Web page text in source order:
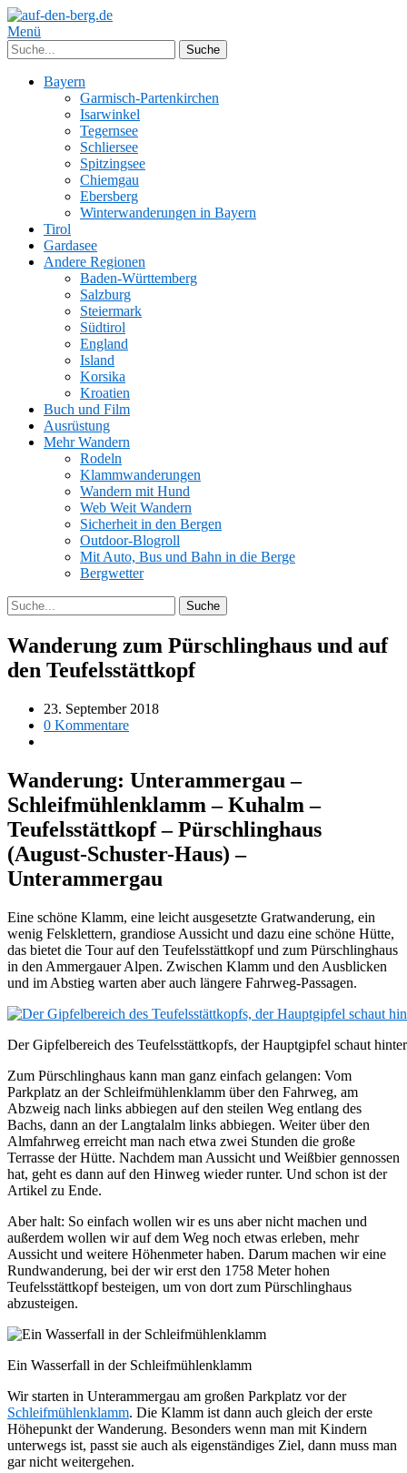
Menü
Bayern
Garmisch-Partenkirchen
Isarwinkel
Tegernsee
Schliersee
Spitzingsee
Chiemgau
Ebersberg
Winterwanderungen in Bayern
Tirol
Gardasee
Andere Regionen
Baden-Württemberg
Salzburg
Steiermark
Südtirol
England
Island
Korsika
Kroatien
Buch und Film
Ausrüstung
Mehr Wandern
Rodeln
Klammwanderungen
Wandern mit Hund
Web Weit Wandern
Sicherheit in den Bergen
Outdoor-Blogroll
Mit Auto, Bus und Bahn in die Berge
Bergwetter
Wanderung zum Pürschlinghaus und auf
den Teufelsstättkopf
23. September 2018
0 Kommentare
Wanderung: Unterammergau –
Schleifmühlenklamm – Kuhalm –
Teufelsstättkopf – Pürschlinghaus
(August-Schuster-Haus) –
Unterammergau
Eine schöne Klamm, eine leicht ausgesetzte Gratwanderung, ein
wenig Felsklettern, grandiose Aussicht und dazu eine schöne Hütte,
das bietet die Tour auf den Teufelsstättkopf und zum Pürschlinghaus
in den Ammergauer Alpen. Zwischen Klamm und den Ausblicken
und im Abstieg warten aber auch längere Fahrweg-Passagen.
Der Gipfelbereich des Teufelsstättkopfs, der Hauptgipfel schaut
Zum Pürschlinghaus kann man ganz einfach gelangen: Vom
Parkplatz an der Schleifmühlenklamm über den Fahrweg, am
Abzweig nach links abbiegen auf den steilen Weg entlang des
Bachs, dann an der Langtalalm links abbiegen. Weiter über den
Almfahrweg erreicht man nach etwa zwei Stunden die große
Terrasse der Hütte. Nachdem man Aussicht und Weißbier gennossen
hat, geht es dann auf den Hinweg wieder runter. Und schon ist der
Artikel zu Ende.
Aber halt: So einfach wollen wir es uns aber nicht machen und
außerdem wollen wir auf dem Weg noch etwas erleben, mehr
Aussicht und weitere Höhenmeter haben. Darum machen wir eine
Rundwanderung, bei der wir erst den 1758 Meter hohen
Teufelsstättkopf besteigen, um von dort zum Pürschlinghaus
abzusteigen.
Ein Wasserfall in der Schleifmühlenklamm
Wir starten in Unterammergau am großen Parkplatz vor der
Schleifmühlenklamm. Die Klamm ist dann auch gleich der erste
Höhepunkt der Wanderung. Besonders wenn man mit Kindern
unterwegs ist, passt sie auch als eigenständiges Ziel, dann muss man
gar nicht weitergehen.